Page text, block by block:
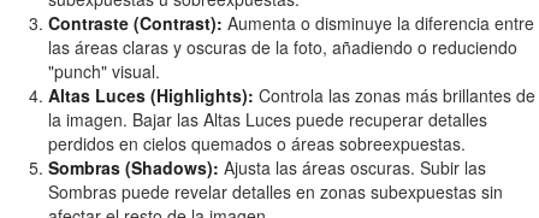
Contraste (Contrast): Aumenta o disminuye la diferencia entre
las áreas claras y oscuras de la foto, añadiendo o reduciendo
"punch" visual.
Altas Luces (Highlights): Controla las zonas más brillantes de
la imagen. Bajar las Altas Luces puede recuperar detalles
perdidos en cielos quemados o áreas sobreexpuestas.
Sombras (Shadows): Ajusta las áreas oscuras. Subir las
Sombras puede revelar detalles en zonas subexpuestas sin